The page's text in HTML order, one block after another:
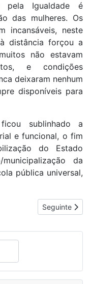
Igualdade é
das mulheres. Os
incansáveis, neste
distância forçou a
não estavam
e condições
deixaram nenhum
disponíveis para
sublinhado a
e funcional, o fim
do Estado
da
pública universal,
Artigo
Seguinte